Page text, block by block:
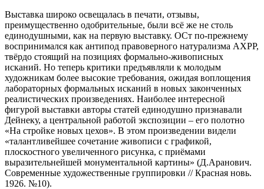
Выставка широко освещалась в печати, отзывы,
преимущественно одобрительные, были всё же не столь
единодушными, как на первую выставку. ОСт по-прежнему
воспринимался как антипод правоверного натурализма АХРР,
твёрдо стоящий на позициях формально-живописных
исканий. Но теперь критики предъявляли к молодым
художникам более высокие требования, ожидая воплощения
лабораторных формальных исканий в новых законченных
реалистических произведениях. Наиболее интересной
фигурой выставки авторы статей единодушно признавали
Дейнеку, а центральной работой экспозиции – его полотно
«На стройке новых цехов». В этом произведении видели
«талантливейшее сочетание живописи с графикой,
плоскостного увеличенного рисунка, с приёмами
выразительнейшей монументальной картины» (Д.Аранович.
Современные художественные группировки // Красная новь.
1926. №10).